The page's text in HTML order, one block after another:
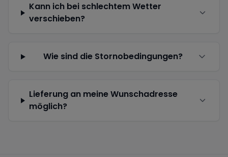
Kann ich bei schlechtem Wetter
verschieben?
Wie sind die Stornobedingungen?
Lieferung an meine Wunschadresse
möglich?